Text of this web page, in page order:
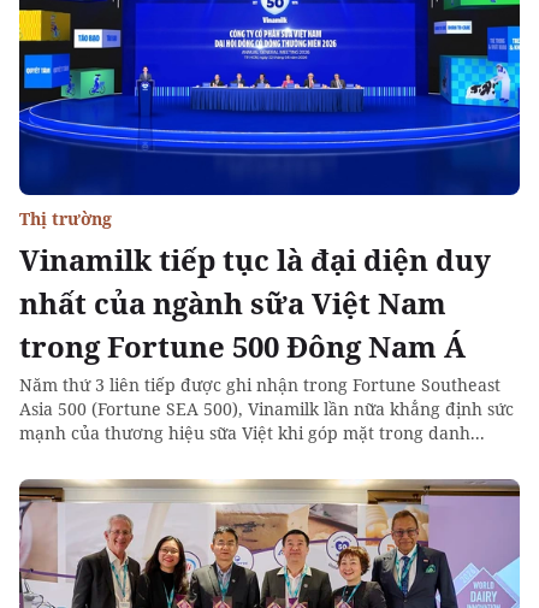
Vinamilk tiếp tục là đại diện duy
nhất của ngành sữa Việt Nam
trong Fortune 500 Đông Nam Á
Thị trường
Năm thứ 3 liên tiếp được ghi nhận trong Fortune Southeast
Asia 500 (Fortune SEA 500), Vinamilk lần nữa khẳng định sức
mạnh của thương hiệu sữa Việt khi góp mặt trong danh...